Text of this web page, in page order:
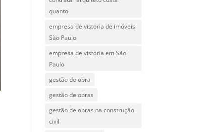
quanto
empresa de vistoria de imóveis
São Paulo
empresa de vistoria em São
Paulo
gestão de obra
gestão de obras
gestão de obras na construção
civil